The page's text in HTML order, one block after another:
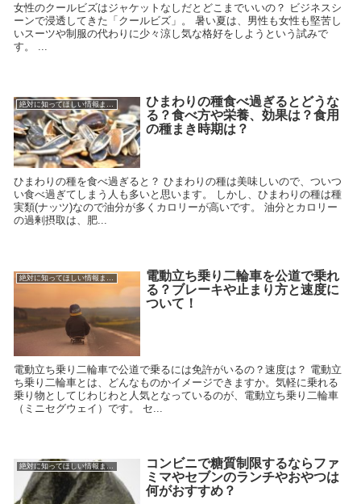
女性のクールビズはジャケットなしだとどこまでいいの？ ビジネスシ
ーンで浸透してきた「クールビズ」。 暑い夏は、男性も女性も堅苦し
いスーツや制服の代わりに少々涼し気な格好をしようという試みで
す。 ...
ひまわりの種食べ過ぎるとどうな
る？食べ方や栄養、効果は？食用
の種まき時期は？
ひまわりの種を食べ過ぎると？ ひまわりの種は美味しいので、ついつ
い食べ過ぎてしまう人も多いと思います。 しかし、ひまわりの種は種
実類(ナッツ)なので油分が多くカロリーが高いです。 油分とカロリー
の過剰摂取は、肥...
絶対に知ってほしい情報まとめ
電動立ち乗り二輪車を公道で乗れ
る？ブレーキや止まり方と速度に
ついて！
電動立ち乗り二輪車で公道で乗るには免許がいるの？速度は？ 電動立
ち乗り二輪車とは、どんなものかイメージできますか。気軽に乗れる
乗り物としてじわじわと人気となっているのが、電動立ち乗り二輪車
（ミニセグウェイ）です。 セ...
絶対に知ってほしい情報まとめ
コンビニで糖質制限するならファ
ミマやセブンのランチやおやつは
何がおすすめ？